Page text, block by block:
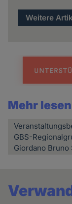
Weitere
Mehr
GBS-
Giordano Bruno